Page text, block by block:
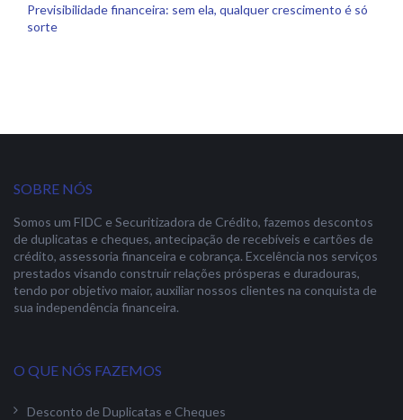
Previsibilidade financeira: sem ela, qualquer crescimento é só
sorte
SOBRE NÓS
Somos um FIDC e Securitizadora de Crédito, fazemos descontos
de duplicatas e cheques, antecipação de recebíveis e cartões de
crédito, assessoria financeira e cobrança. Excelência nos serviços
prestados visando construir relações prósperas e duradouras,
tendo por objetivo maior, auxiliar nossos clientes na conquista de
sua independência financeira.
O QUE NÓS FAZEMOS
Desconto de Duplicatas e Cheques